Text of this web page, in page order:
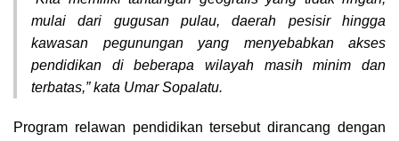
mulai dari gugusan pulau, daerah pesisir hingga
kawasan pegunungan yang menyebabkan akses
pendidikan di beberapa wilayah masih minim dan
terbatas,” kata Umar Sopalatu.
Program relawan pendidikan tersebut dirancang dengan